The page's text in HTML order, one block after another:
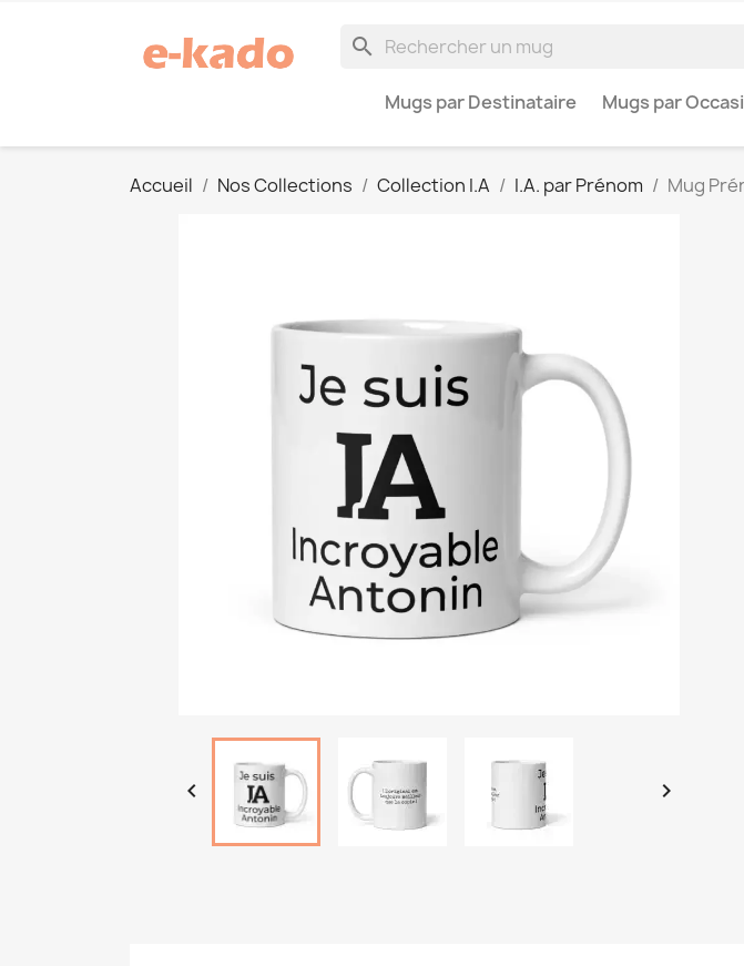
search
Mugs par Destinataire Mugs par
Accueil Nos Collections Collection I.A I.A. par Prénom Mug
 